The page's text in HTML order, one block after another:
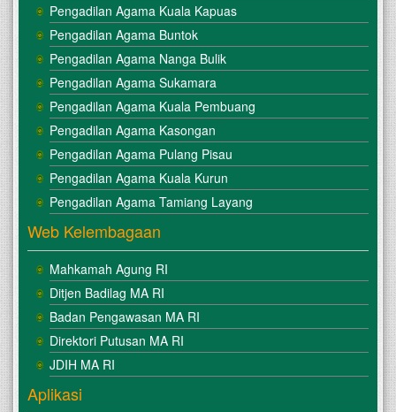
Pengadilan Agama Kuala Kapuas
Pengadilan Agama Buntok
Pengadilan Agama Nanga Bulik
Pengadilan Agama Sukamara
Pengadilan Agama Kuala Pembuang
Pengadilan Agama Kasongan
Pengadilan Agama Pulang Pisau
Pengadilan Agama Kuala Kurun
Pengadilan Agama Tamiang Layang
Web Kelembagaan
Mahkamah Agung RI
Ditjen Badilag MA RI
Badan Pengawasan MA RI
Direktori Putusan MA RI
JDIH MA RI
Aplikasi